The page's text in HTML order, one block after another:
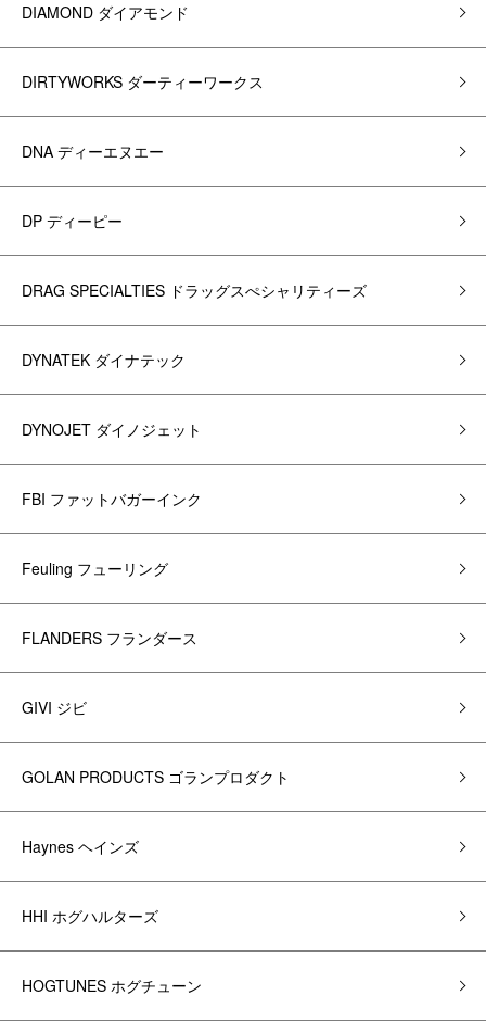
DIAMOND ダイアモンド
DIRTYWORKS ダーティーワークス
DNA ディーエヌエー
DP ディーピー
DRAG SPECIALTIES ドラッグスぺシャリティーズ
DYNATEK ダイナテック
DYNOJET ダイノジェット
FBI ファットバガーインク
Feuling フューリング
FLANDERS フランダース
GIVI ジビ
GOLAN PRODUCTS ゴランプロダクト
Haynes ヘインズ
HHI ホグハルターズ
HOGTUNES ホグチューン